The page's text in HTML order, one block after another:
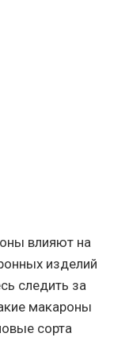
влияют на
изделий
следить за
макароны
сорта